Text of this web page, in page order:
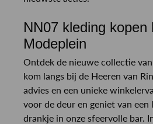
NN07 kleding kopen
Modeplein
Ontdek de nieuwe collectie
kom langs bij de Heeren van
advies en een unieke
voor de deur en geniet van een
drankje in onze sfeervolle bar.